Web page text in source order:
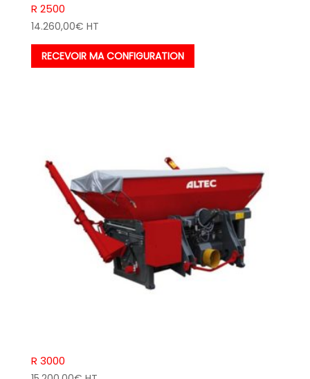
R 2500
14.260,00€ HT
RECEVOIR MA CONFIGURATION
R 3000